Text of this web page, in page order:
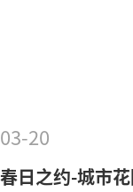
03-20
春日之约-城市